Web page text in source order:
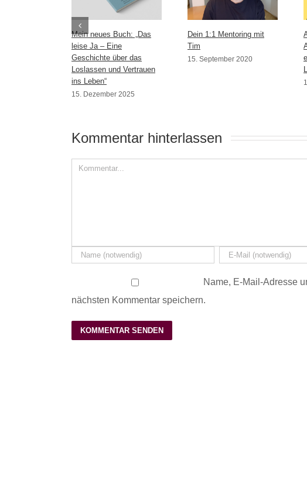
Mein neues Buch: „Das
leise Ja – Eine
Geschichte über das
Loslassen und Vertrauen
ins Leben“
15. Dezember 2025
Dein 1:1 Mentoring mit
Tim
15. September 2020
Kommentar hinterlassen
Name, E-Mail-Adresse
nächsten Kommentar speichern.